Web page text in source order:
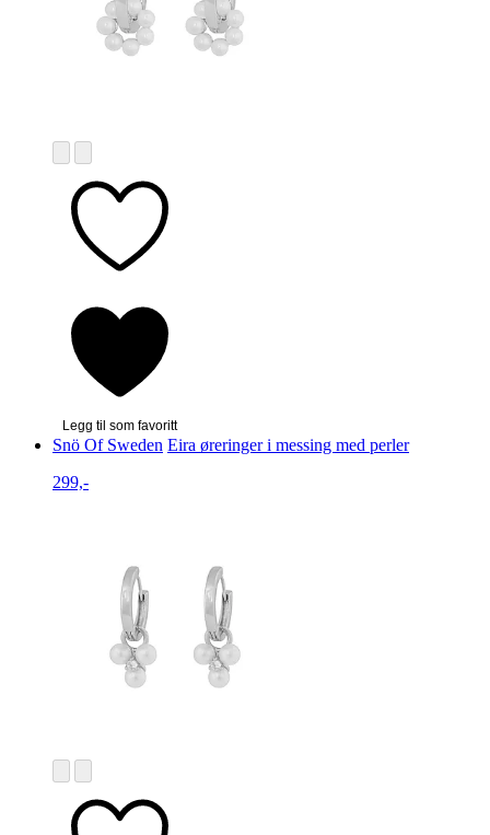
Legg til som favoritt
Snö Of Sweden Eira øreringer i messing med perler
299,-